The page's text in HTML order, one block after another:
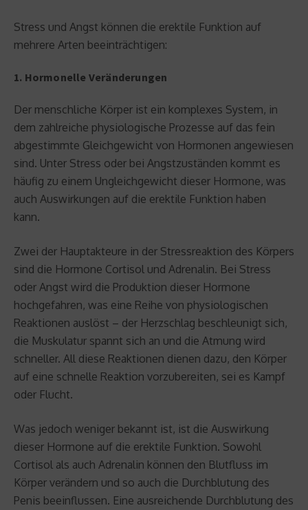
Stress und Angst können die erektile Funktion auf
mehrere Arten beeinträchtigen:
1. Hormonelle Veränderungen
Der menschliche Körper ist ein komplexes System, in
dem zahlreiche physiologische Prozesse auf das fein
abgestimmte Gleichgewicht von Hormonen angewiesen
sind. Unter Stress oder bei Angstzuständen kommt es
häufig zu einem Ungleichgewicht dieser Hormone, was
auch Auswirkungen auf die erektile Funktion haben
kann.
Zwei der Hauptakteure in der Stressreaktion des Körpers
sind die Hormone Cortisol und Adrenalin. Bei Stress
oder Angst wird die Produktion dieser Hormone
hochgefahren, was eine Reihe von physiologischen
Reaktionen auslöst – der Herzschlag beschleunigt sich,
die Muskulatur spannt sich an und die Atmung wird
schneller. All diese Reaktionen dienen dazu, den Körper
auf eine schnelle Reaktion vorzubereiten, sei es Kampf
oder Flucht.
Was jedoch weniger bekannt ist, ist die Auswirkung
dieser Hormone auf die erektile Funktion. Sowohl
Cortisol als auch Adrenalin können den Blutfluss im
Körper verändern und so auch die Durchblutung des
Penis beeinflussen. Eine ausreichende Durchblutung des